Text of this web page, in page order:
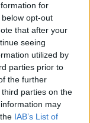
for
opt-out
that after your
seeing
utilized by
parties prior to
the further
parties on the
may
IAB’s List of
Επόμενο